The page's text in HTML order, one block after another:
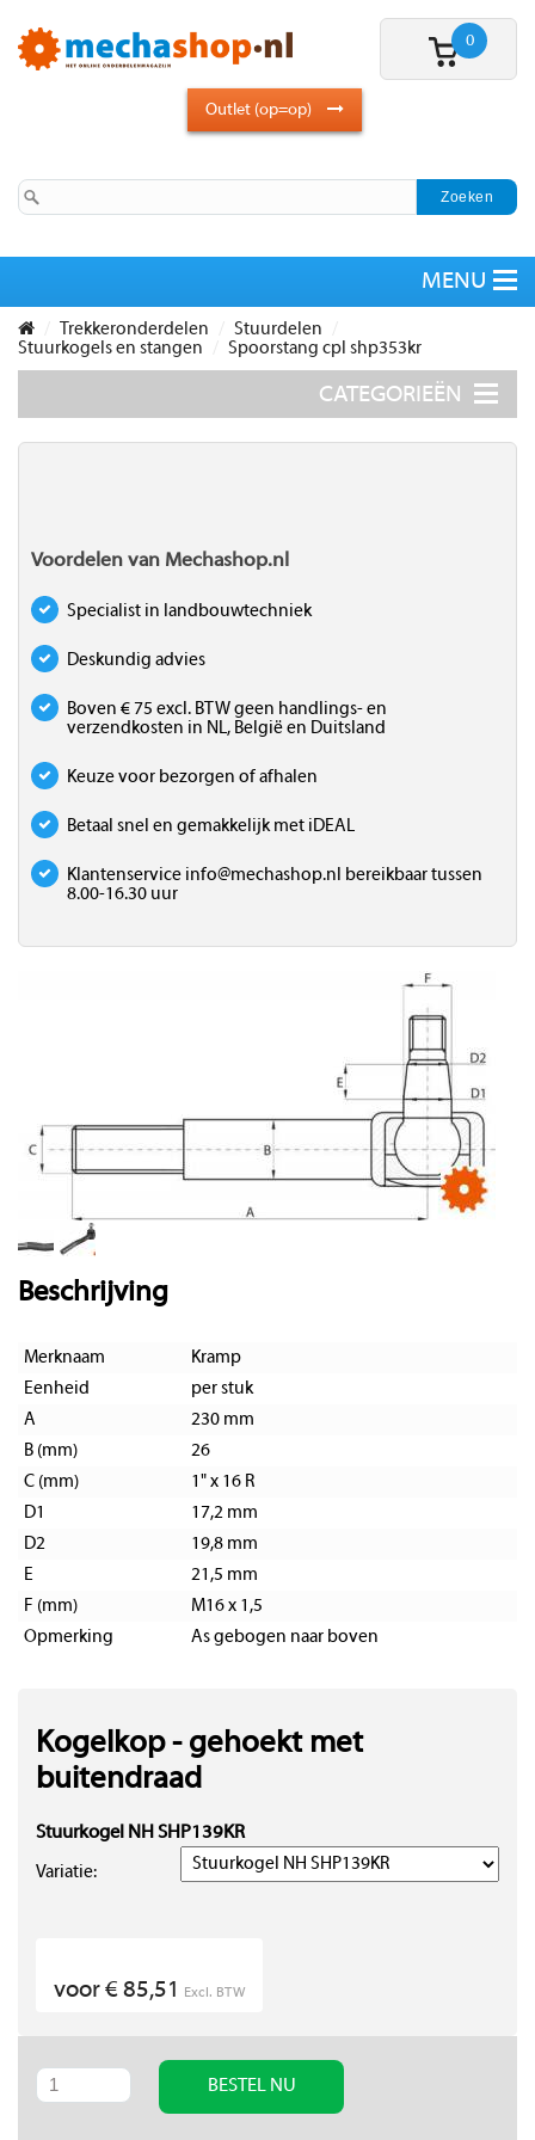
0
Outlet (op=op)
Trekkeronderdelen
Stuurdelen
Stuurkogels en stangen
Spoorstang cpl shp353kr
Voordelen van Mechashop.nl
Specialist in landbouwtechniek
Deskundig advies
Boven € 75 excl. BTW geen handlings- en
verzendkosten in NL, België en Duitsland
Keuze voor bezorgen of afhalen
Betaal snel en gemakkelijk met iDEAL
Klantenservice info@mechashop.nl
bereikbaar tussen
8.00-16.30 uur
Beschrijving
Merknaam
Kramp
Eenheid
per stuk
A
230 mm
B (mm)
26
C (mm)
1" x 16 R
D1
17,2 mm
D2
19,8 mm
E
21,5 mm
F (mm)
M16 x 1,5
Opmerking
As gebogen naar boven
Kogelkop - gehoekt met
buitendraad
Stuurkogel NH SHP139KR
Variatie:
voor € 85,51 Excl. BTW
BESTEL NU